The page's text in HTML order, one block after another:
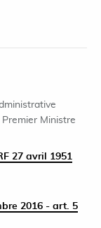
Ministre
27 avril 1951
2016 - art. 5